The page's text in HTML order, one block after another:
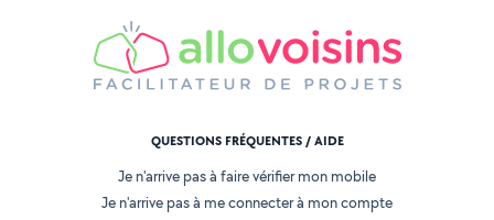
QUESTIONS FRÉQUENTES / AIDE
Je n'arrive pas à faire vérifier mon mobile
Je n'arrive pas à me connecter à mon compte